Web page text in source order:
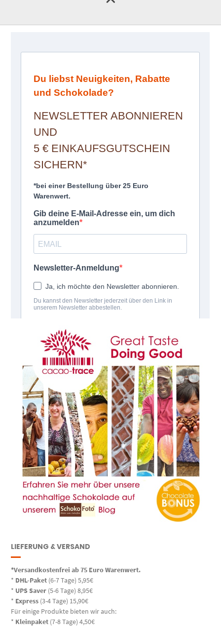
LIEFERUNG & VERSAND
*Versandkostenfrei ab 75 Euro Warenwert.
* DHL-Paket (6-7 Tage) 5,95€
* UPS Saver (5-6 Tage) 8,95€
* Express (3-4 Tage) 15,90€
Für einige Produkte bieten wir auch:
* Kleinpaket (7-8 Tage) 4,50€